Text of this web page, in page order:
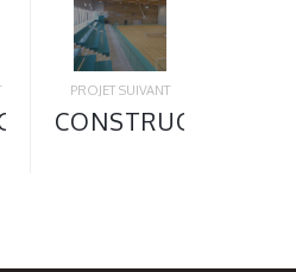
PROJET SUIVANT
CONSTRUCTION
AVEC